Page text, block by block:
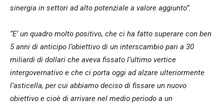
sinergia in settori ad alto potenziale a valore aggiunto”.
“E’ un quadro molto positivo, che ci ha fatto superare con ben
5 anni di anticipo l’obiettivo di un interscambio pari a 30
miliardi di dollari che aveva fissato l’ultimo vertice
intergovernativo e che ci porta oggi ad alzare ulteriormente
l’asticella, per cui abbiamo deciso di fissare un nuovo
obiettivo e cioè di arrivare nel medio periodo a un